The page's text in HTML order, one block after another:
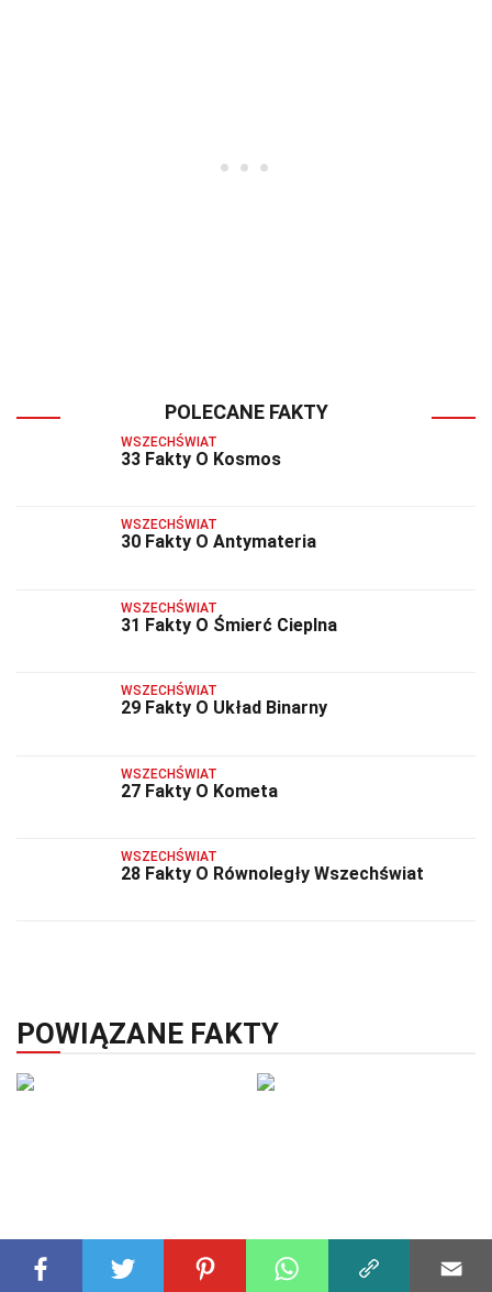
POLECANE FAKTY
WSZECHŚWIAT
33 Fakty O Kosmos
WSZECHŚWIAT
30 Fakty O Antymateria
WSZECHŚWIAT
31 Fakty O Śmierć Cieplna
WSZECHŚWIAT
29 Fakty O Układ Binarny
WSZECHŚWIAT
27 Fakty O Kometa
WSZECHŚWIAT
28 Fakty O Równoległy Wszechświat
POWIĄZANE FAKTY